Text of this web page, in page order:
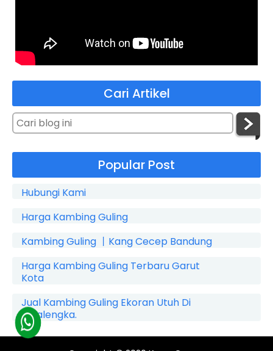
Cari Artikel
Popular Post
Hubungi Kami
Harga Kambing Guling
Kambing Guling 丨Kang Cecep Bandung
Harga Kambing Guling Terbaru Garut
Kota
Jual Kambing Guling Ekoran Utuh Di
Cicalengka.